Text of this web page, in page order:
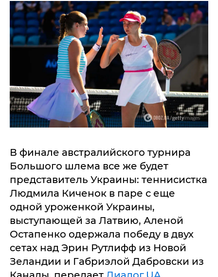
В финале австралийского турнира
Большого шлема все же будет
представитель Украины: теннисистка
Людмила Киченок в паре с еще
одной уроженкой Украины,
выступающей за Латвию, Аленой
Остапенко одержала победу в двух
сетах над Эрин Рутлифф из Новой
Зеландии и Габриэлой Дабровски из